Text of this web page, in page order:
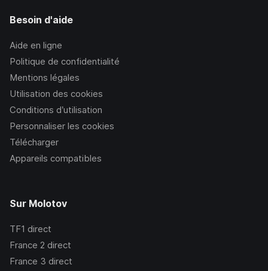
Besoin d'aide
Aide en ligne
Politique de confidentialité
Mentions légales
Utilisation des cookies
Conditions d’utilisation
Personnaliser les cookies
Télécharger
Appareils compatibles
Sur Molotov
TF1 direct
France 2 direct
France 3 direct